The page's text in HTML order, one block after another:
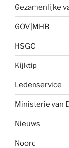
Gezamenlijke
GOV|MHB
HSGO
Kijktip
Ledenservice
Ministerie van
Nieuws
Noord